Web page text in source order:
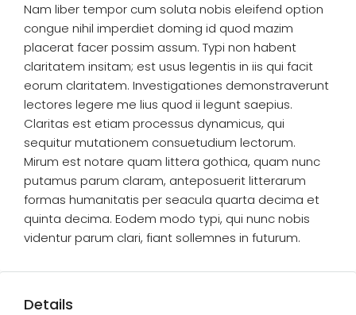
Nam liber tempor cum soluta nobis eleifend option
congue nihil imperdiet doming id quod mazim
placerat facer possim assum. Typi non habent
claritatem insitam; est usus legentis in iis qui facit
eorum claritatem. Investigationes demonstraverunt
lectores legere me lius quod ii legunt saepius.
Claritas est etiam processus dynamicus, qui
sequitur mutationem consuetudium lectorum.
Mirum est notare quam littera gothica, quam nunc
putamus parum claram, anteposuerit litterarum
formas humanitatis per seacula quarta decima et
quinta decima. Eodem modo typi, qui nunc nobis
videntur parum clari, fiant sollemnes in futurum.
Details